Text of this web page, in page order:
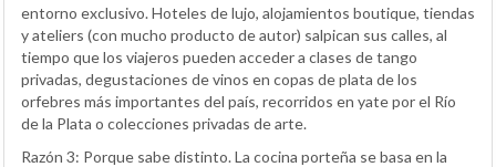
entorno exclusivo. Hoteles de lujo, alojamientos boutique, tiendas
y ateliers (con mucho producto de autor) salpican sus calles, al
tiempo que los viajeros pueden acceder a clases de tango
privadas, degustaciones de vinos en copas de plata de los
orfebres más importantes del país, recorridos en yate por el Río
de la Plata o colecciones privadas de arte.
Razón 3: Porque sabe distinto. La cocina porteña se basa en la